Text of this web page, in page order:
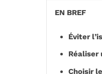
EN BREF
Éviter
Réaliser
Choisir